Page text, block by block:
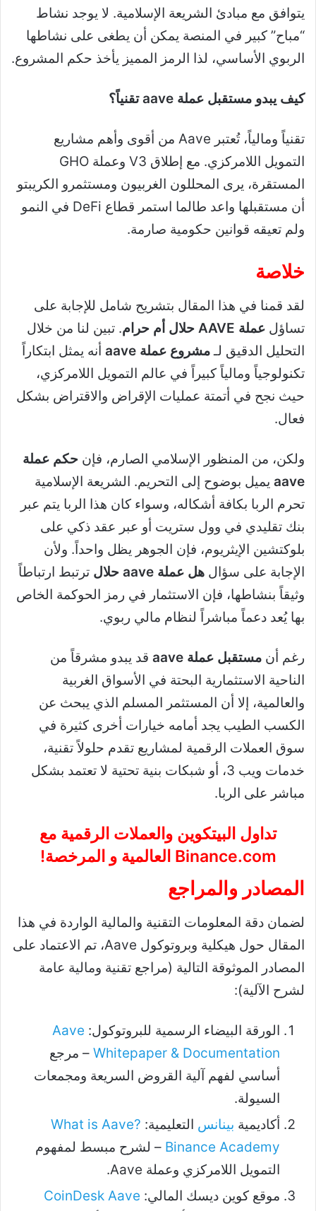
يتوافق مع مبادئ الشريعة الإسلامية. لا يوجد نشاط
“مباح” كبير في المنصة يمكن أن يطغى على نشاطها
الربوي الأساسي، لذا الرمز المميز يأخذ حكم المشروع.
كيف يبدو مستقبل عملة aave تقنياً؟
تقنياً ومالياً، تُعتبر Aave من أقوى وأهم مشاريع
التمويل اللامركزي. مع إطلاق V3 وعملة GHO
المستقرة، يرى المحللون الغربيون ومستثمرو الكريبتو
أن مستقبلها واعد طالما استمر قطاع DeFi في النمو
ولم تعيقه قوانين حكومية صارمة.
خلاصة
لقد قمنا في هذا المقال بتشريح شامل للإجابة على
تساؤل عملة AAVE حلال أم حرام
. تبين لنا من خلال
التحليل الدقيق لـمشروع عملة aave
أنه يمثل ابتكاراً
تكنولوجياً ومالياً كبيراً في عالم التمويل اللامركزي،
حيث نجح في أتمتة عمليات الإقراض والاقتراض بشكل
فعال.
ولكن، من المنظور الإسلامي الصارم، فإن حكم عملة
aave يميل بوضوح إلى التحريم. الشريعة الإسلامية
تحرم الربا بكافة أشكاله، وسواء كان هذا الربا يتم عبر
بنك تقليدي في وول ستريت أو عبر عقد ذكي على
بلوكتشين الإيثريوم، فإن الجوهر يظل واحداً. ولأن
الإجابة على سؤال هل عملة aave حلال
ترتبط ارتباطاً
وثيقاً بنشاطها، فإن الاستثمار في رمز الحوكمة الخاص
بها يُعد دعماً مباشراً لنظام مالي ربوي.
رغم أن مستقبل عملة aave
قد يبدو مشرقاً من
الناحية الاستثمارية البحتة في الأسواق الغربية
والعالمية، إلا أن المستثمر المسلم الذي يبحث عن
الكسب الطيب يجد أمامه خيارات أخرى كثيرة في
سوق العملات الرقمية لمشاريع تقدم حلولاً تقنية،
خدمات ويب 3، أو شبكات بنية تحتية لا تعتمد بشكل
مباشر على الربا.
تداول البيتكوين والعملات الرقمية مع
Binance.com العالمية و المرخصة!
المصادر والمراجع
لضمان دقة المعلومات التقنية والمالية الواردة في هذا
المقال حول هيكلية وبروتوكول Aave، تم الاعتماد على
المصادر الموثوقة التالية (مراجع تقنية ومالية عامة
لشرح الآلية):
الورقة البيضاء الرسمية للبروتوكول: Aave
Whitepaper & Documentation – مرجع
أساسي لفهم آلية القروض السريعة ومجمعات
السيولة.
أكاديمية بينانس التعليمية: What is Aave?
Binance Academy – لشرح مبسط لمفهوم
التمويل اللامركزي وعملة Aave.
موقع كوين ديسك المالي: CoinDesk Aave